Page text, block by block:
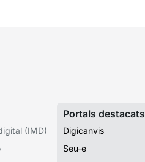
(IMD)
Portals destacats
Digicanvis
Seu-e